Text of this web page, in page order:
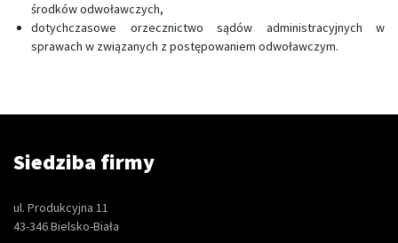
środków odwoławczych,
dotychczasowe orzecznictwo sądów administracyjnych w
sprawach w związanych z postępowaniem odwoławczym.
Siedziba firmy
ul. Produkcyjna 11
43-346 Bielsko-Biała